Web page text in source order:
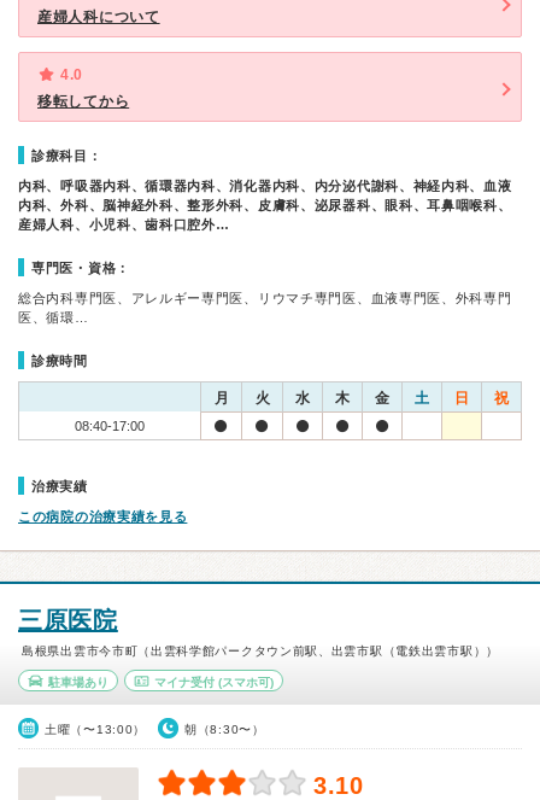
産婦人科について
4.0
移転してから
診療科目：
内科、呼吸器内科、循環器内科、消化器内科、内分泌代謝科、神経内科、血液
内科、外科、脳神経外科、整形外科、皮膚科、泌尿器科、眼科、耳鼻咽喉科、
産婦人科、小児科、歯科口腔外…
専門医・資格：
総合内科専門医、アレルギー専門医、リウマチ専門医、血液専門医、外科専門
医、循環…
診療時間
月 火 水 木 金 土 日 祝
08:40-17:00
治療実績
この病院の治療実績を見る
三原医院
島根県出雲市今市町（出雲科学館パークタウン前駅、出雲市駅（電鉄出雲市駅））
駐車場あり マイナ受付(スマホ可)
土曜（〜13:00） 朝（8:30〜）
3.10